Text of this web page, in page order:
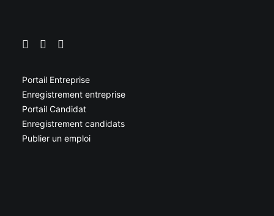
Portail Entreprise
Enregistrement entreprise
Portail Candidat
Enregistrement candidats
Publier un emploi